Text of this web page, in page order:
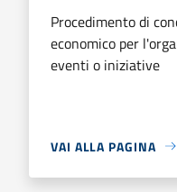
Procedimento di
economico per
eventi o iniziative
VAI ALLA PAGINA